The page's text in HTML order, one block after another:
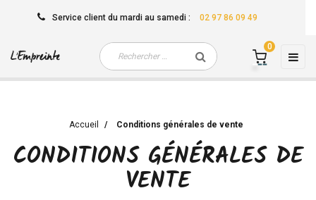
Service client du mardi au samedi : 02 97 86 09 49
☰
0
Accueil Conditions générales de vente
CONDITIONS GÉNÉRALES DE
VENTE